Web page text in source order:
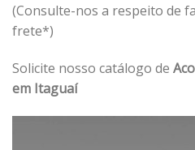
(Consulte-nos a respeito de
frete*)
Solicite nosso catálogo de
em Itaguaí